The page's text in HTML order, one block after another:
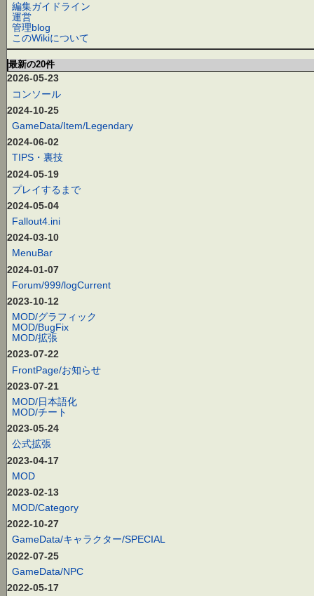
編集ガイドライン
運営
管理blog
このWikiについて
最新の20件
2026-05-23
コンソール
2024-10-25
GameData/Item/Legendary
2024-06-02
TIPS・裏技
2024-05-19
プレイするまで
2024-05-04
Fallout4.ini
2024-03-10
MenuBar
2024-01-07
Forum/999/logCurrent
2023-10-12
MOD/グラフィック
MOD/BugFix
MOD/拡張
2023-07-22
FrontPage/お知らせ
2023-07-21
MOD/日本語化
MOD/チート
2023-05-24
公式拡張
2023-04-17
MOD
2023-02-13
MOD/Category
2022-10-27
GameData/キャラクター/SPECIAL
2022-07-25
GameData/NPC
2022-05-17